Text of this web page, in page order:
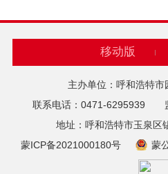
移动版
主办单位：呼和浩特
联系电话：0471-6295939
地址：呼和浩特市玉泉区
蒙ICP备2021000180号
蒙